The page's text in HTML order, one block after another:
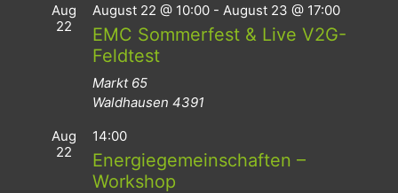
Aug
22
August 22 @ 10:00 - August 23 @ 17:00
EMC Sommerfest & Live V2G-
Feldtest
Markt 65
Waldhausen 4391
Aug
22
14:00
Energiegemeinschaften –
Workshop